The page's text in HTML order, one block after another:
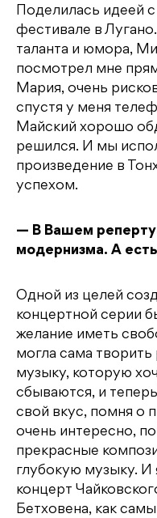
Поделилась идеей
фестивале в
таланта и юмора,
посмотрел мне
Мария, очень
спустя у меня
Майский хорошо
решился. И мы
произведение в
успехом.
— В Вашем
модернизма. А
Одной из целей
концертной серии
желание иметь
могла сама творить
музыку, которую
сбываются, и
свой вкус, помня о
очень интересно,
прекрасные
глубокую музыку. И
концерт
Бетховена, как